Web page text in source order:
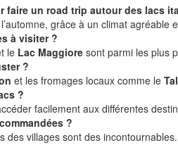
faire un road trip autour des lacs
grâce à un climat agréable
à visiter ?
le Lac Maggiore sont parmi les plus
?
et les fromages locaux comme le
?
facilement aux différentes
?
des villages sont des incontournables.